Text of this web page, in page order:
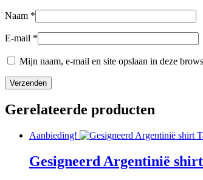
Naam *
E-mail *
Mijn naam, e-mail en site opslaan in deze
Gerelateerde producten
Aanbieding!
Gesigneerd Argentinië